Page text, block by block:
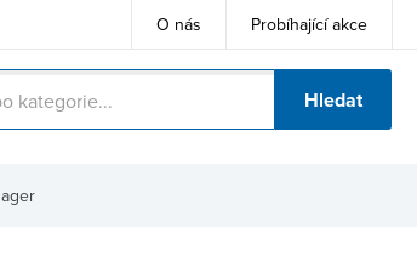
O nás Probíhající akce
Hledat